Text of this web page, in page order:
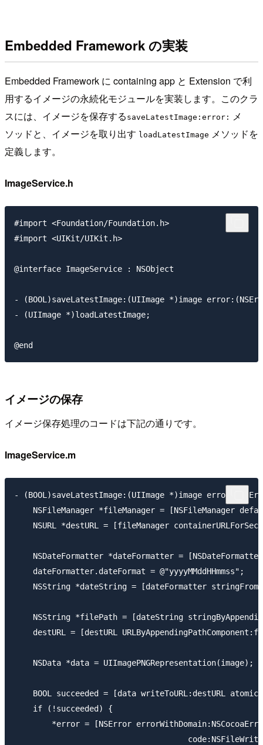
Embedded Framework の実装
Embedded Framework に containing app と Extension で利
用するイメージの永続化モジュールを実装します。このクラ
スには、イメージを保存する saveLatestImage:error: メ
ソッドと、イメージを取り出す loadLatestImage メソッドを
定義します。
ImageService.h
#import <Foundation/Foundation.h>
#import <UIKit/UIKit.h>
@interface ImageService : NSObject
- (BOOL)saveLatestImage:(UIImage *)image
- (UIImage *)loadLatestImage;
イメージの保存
イメージ保存処理のコードは下記の通りです。
ImageService.m
- (BOOL)saveLatestImage:(UIImage *)image
NSFileManager *fileManager = [NSFileManager
NSURL *destURL = [fileManager
NSDateFormatter *dateFormatter =
    dateFormatter.dateFormat = @"yyyyMMddHHmmss";
NSString *dateString = [dateFormatter
NSString *filePath = [dateString
destURL = [destURL
    NSData *data = UIImagePNGRepresentation(image);
BOOL succeeded = [data writeToURL:destURL
    if (!succeeded) {
*error = [NSError